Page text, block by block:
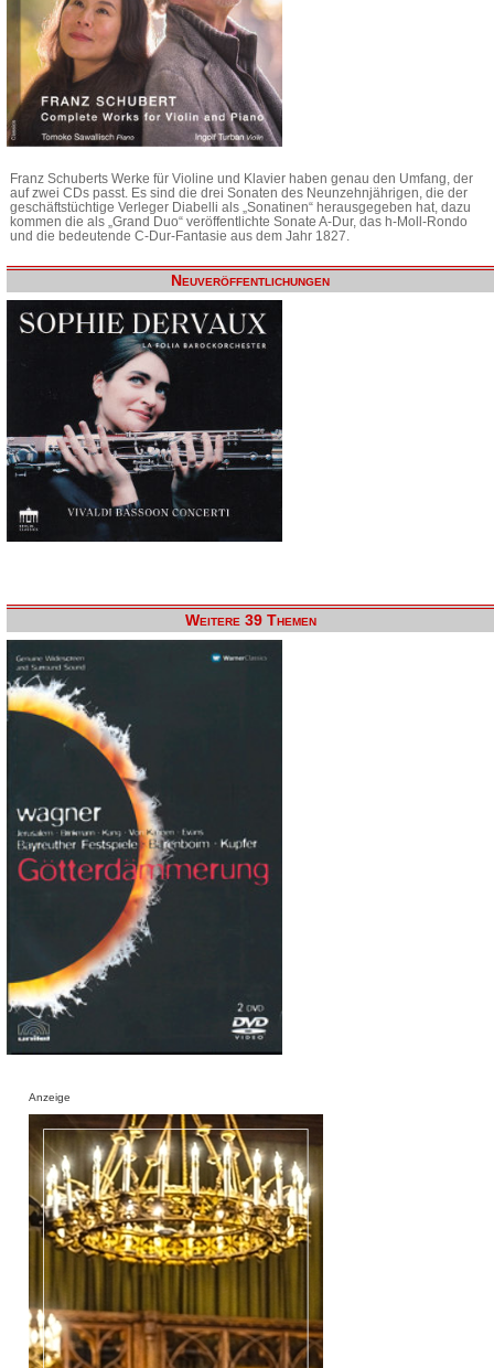
Franz Schuberts Werke für Violine und Klavier haben genau den Umfang, der
auf zwei CDs passt. Es sind die drei Sonaten des Neunzehnjährigen, die der
geschäftstüchtige Verleger Diabelli als „Sonatinen“ herausgegeben hat, dazu
kommen die als „Grand Duo“ veröffentlichte Sonate A-Dur, das h-Moll-Rondo
und die bedeutende C-Dur-Fantasie aus dem Jahr 1827.
Neuveröffentlichungen
Weitere 39 Themen
Anzeige